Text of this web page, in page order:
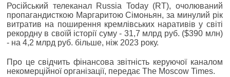
Російський телеканал Russia Today (RT), очолюваний
пропагандисткою Маргаритою Сімоньян, за минулий рік
витратив на поширення кремлівських наративів у світі
рекордну в своїй історії суму - 31,7 млрд руб. ($390 млн)
- на 4,2 млрд руб. більше, ніж 2023 року.
Про це свідчить фінансова звітність керуючої каналом
некомерційної організації, передає The Moscow Times.